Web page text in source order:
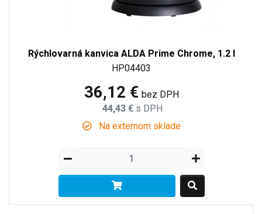
Rýchlovarná kanvica ALDA Prime Chrome, 1.2 l
HP04403
36,12 € bez DPH
44,43 € s DPH
Na externom sklade